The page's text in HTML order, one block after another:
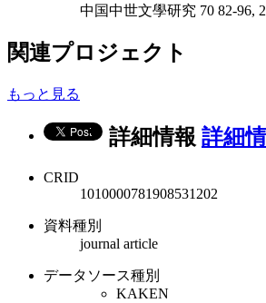
中国中世文學研究 70 82-96,
関連プロジェクト
もっと見る
詳細情報 詳細
CRID
1010000781908531202
資料種別
journal article
データソース種別
KAKEN